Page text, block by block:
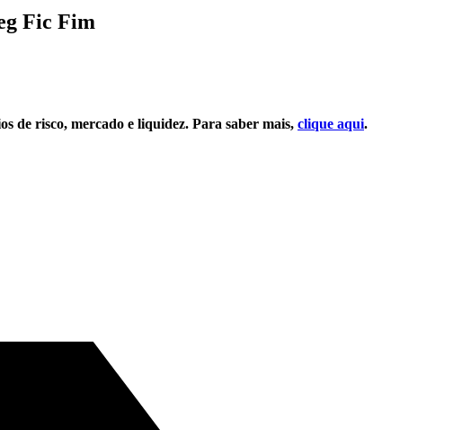
Fic Fim
de risco, mercado e liquidez. Para saber mais, clique aqui.